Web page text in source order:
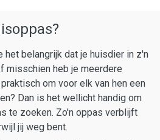
het belangrijk dat je huisdier in z'n
misschien heb je meerdere
om voor elk van hen een
Dan is het wellicht handig om
te zoeken. Zo'n oppas verblijft
jij weg bent.